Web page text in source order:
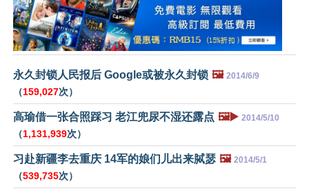
永久封锁人民报后 Google或被永久封锁 🖼️ 2014/6/9
（159,027次）
高瑜借一张合照踩习 老江兜尿不湿还露点 🖼️▶️ 2014/5/10
（1,131,939次）
习赴新疆李去重庆 14军的娘们儿出来脦瑟 🖼️ 2014/5/1
（539,735次）